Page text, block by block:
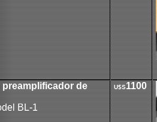
preamplificadorde
BL-1
U$S1100